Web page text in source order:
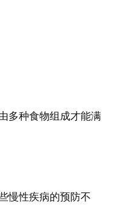
多种食物组成才能满
慢性疾病的预防不